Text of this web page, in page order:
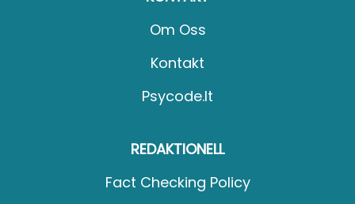
Om Oss
Kontakt
Psycode.it
REDAKTIONELL
Fact Checking Policy